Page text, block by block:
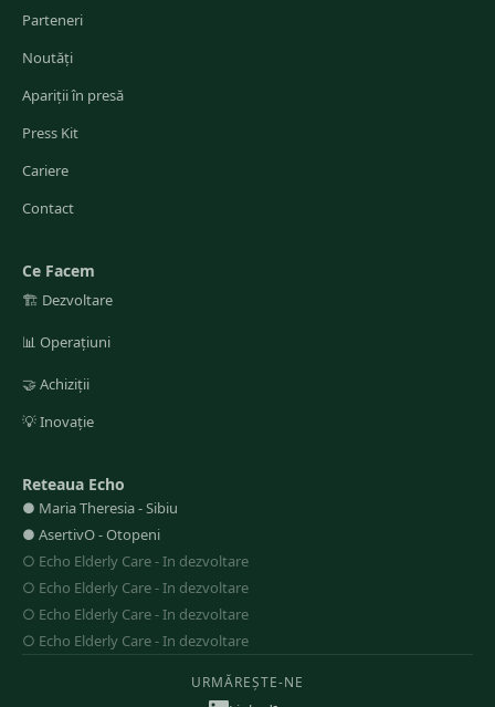
Parteneri
Noutăți
Apariții în presă
Press Kit
Cariere
Contact
Ce Facem
🏗️ Dezvoltare
📊 Operațiuni
🤝 Achiziții
💡Inovație
Reteaua Echo
● Maria Theresia-Sibiu
● AsertivO-Otopeni
○ Echo Elderly Care-In dezvoltare
○ Echo Elderly Care-In dezvoltare
○ Echo Elderly Care-In dezvoltare
○ Echo Elderly Care-In dezvoltare
URMĂREȘTE-NE